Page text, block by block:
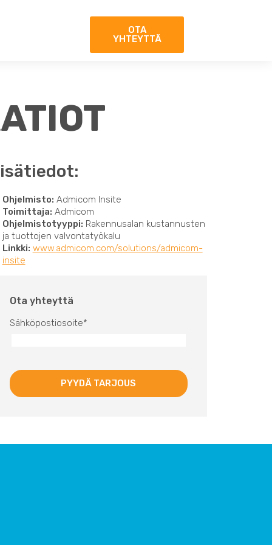
OTA
YHTEYTTÄ
Ohjelmisto: Admicom Insite
Toimittaja: Admicom
Ohjelmistotyyppi: Rakennusalan kustannusten
ja tuottojen valvontatyökalu
Linkki: www.admicom.com/solutions/admicom-
insite
Ota yhteyttä
Sähköpostiosoite*